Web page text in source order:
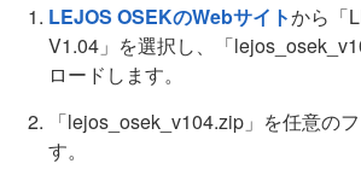
LEJOS OSEKのWebサイトから「
V1.04」を選択し、「
ロードします。
「lejos_osek_v104.zip」を任意の
す。